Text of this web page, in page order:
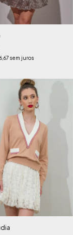
sem juros